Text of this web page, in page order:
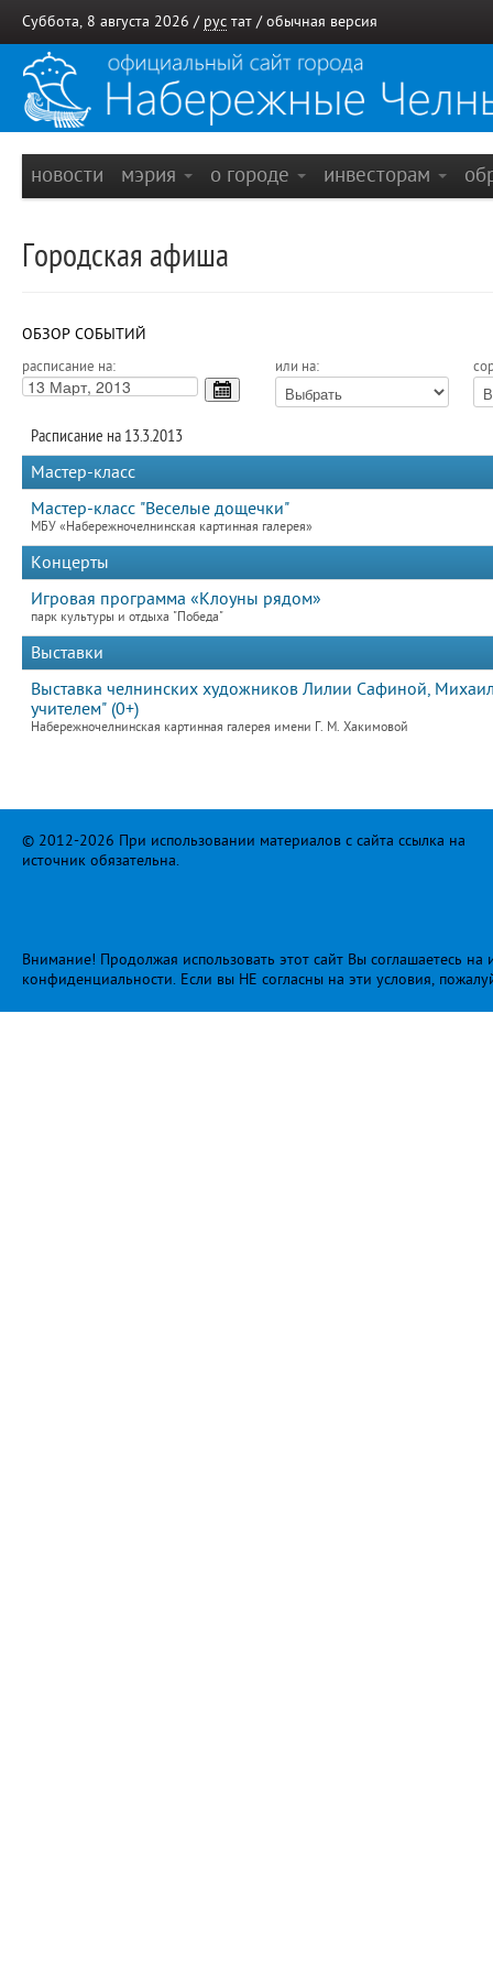
Суббота, 8 августа 2026 / рус тат / обычная версия
новости мэрия о городе инвесторам
Городская афиша
ОБЗОР СОБЫТИЙ
расписание на: или на:
Расписание на 13.3.2013
Мастер-класс
Мастер-класс "Веселые дощечки"
МБУ «Набережночелнинская картинная галерея»
Концерты
Игровая программа «Клоуны рядом»
парк культуры и отдыха "Победа"
Выставки
Выставка челнинских художников Лилии Сафиной,
учителем" (0+)
Набережночелнинская картинная галерея имени Г. М. Хакимовой
© 2012-2026 При использовании материалов с сайта ссылка на
источник обязательна.
Внимание! Продолжая использовать этот сайт Вы соглашаетесь
конфиденциальности. Если вы НЕ согласны на эти условия,